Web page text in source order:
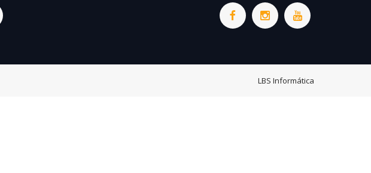
LBS Informática